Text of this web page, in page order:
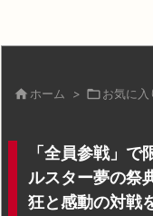
 ホーム > お気に入
「全員参戦」
ルスター夢の祭
狂と感動の対戦